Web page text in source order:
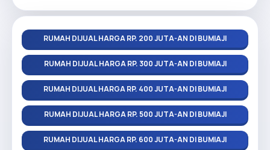
RUMAH DIJUAL HARGA RP. 200 JUTA-AN DI BUMIAJI
RUMAH DIJUAL HARGA RP. 300 JUTA-AN DI BUMIAJI
RUMAH DIJUAL HARGA RP. 400 JUTA-AN DI BUMIAJI
RUMAH DIJUAL HARGA RP. 500 JUTA-AN DI BUMIAJI
RUMAH DIJUAL HARGA RP. 600 JUTA-AN DI BUMIAJI